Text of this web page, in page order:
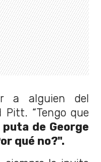
a alguien del
Pitt. “Tengo que
de George
qué no?".